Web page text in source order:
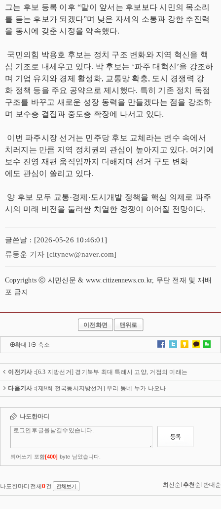
그는 후보 등록 이후 “말이 앞서는 후보보다 시민의 목소리
를 듣는 후보가 되겠다”며 낮은 자세의 소통과 강한 추진력
을 동시에 갖춘 시정을 약속했다.
국민의힘 박용호 후보는 정치 구조 변화와 지역 혁신을 핵
심 기조로 내세우고 있다. 박 후보는 ‘파주 대혁신’을 강조하
며 기업 유치와 경제 활성화, 교통망 확충, 도시 경쟁력 강
화 정책 등을 주요 공약으로 제시했다. 특히 기존 정치 독점
구조를 바꾸고 새로운 성장 동력을 만들겠다는 점을 강조하
며 보수층 결집과 중도층 확장에 나서고 있다.
이번 파주시장 선거는 민주당 후보 교체라는 변수 속에서
치러지는 만큼 지역 정치권의 관심이 높아지고 있다. 여기에
보수 진영 재편 움직임까지 더해지며 선거 구도 변화
에도 관심이 쏠리고 있다.
양 후보 모두 교통·경제·도시개발 정책을 핵심 의제로 파주
시의 미래 비전을 둘러싼 치열한 경쟁이 이어질 전망이다.
글쓴날 : [2026-05-26 10:46:01]
류동훈 기자 [citynew@naver.com]
Copyrights ⓒ 시민신문 & www.citizennews.co.kr, 무단 전재 및 재배
포 금지
이전화면 맨위로
확대 l 축소
이전기사 : [6.3 지방선거] 경기북부 최대 특례시 고양, 거점의 미래는
다음기사 : [제9회 전국동시지방선거] 우리 동네 누가 나오나